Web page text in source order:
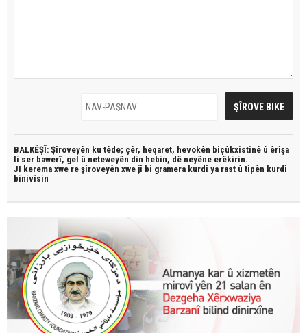
BALKÊŞÎ: Şîroveyên ku têde; çêr, heqaret, hevokên biçûkxistinê û êrîşa
li ser bawerî, gel û neteweyên din hebin, dê neyêne erêkirin.
JI kerema xwe re şîroveyên xwe jî bi gramera kurdî ya rast û tîpên kurdî
binivîsin